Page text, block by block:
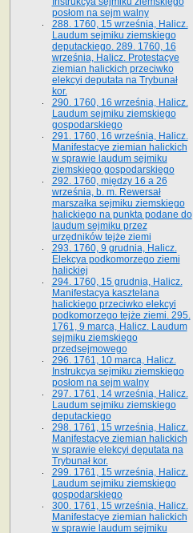
posłom na sejm walny
288. 1760, 15 września, Halicz.
Laudum sejmiku ziemskiego
deputackiego. 289. 1760, 16
września, Halicz. Protestacye
ziemian halickich przeciwko
elekcyi deputata na Trybunał
kor.
290. 1760, 16 września, Halicz.
Laudum sejmiku ziemskiego
gospodarskiego
291. 1760, 16 września, Halicz.
Manifestacye ziemian halickich
w sprawie laudum sejmiku
ziemskiego gospodarskiego
292. 1760, między 16 a 26
września, b. m. Rewersał
marszałka sejmiku ziemskiego
halickiego na punkta podane do
laudum sejmiku przez
urzędników tejże ziemi
293. 1760, 9 grudnia, Halicz.
Elekcya podkomorzego ziemi
halickiej
294. 1760, 15 grudnia, Halicz.
Manifestacya kasztelana
halickiego przeciwko elekcyi
podkomorzego tejże ziemi. 295.
1761, 9 marca, Halicz. Laudum
sejmiku ziemskiego
przedsejmowego
296. 1761, 10 marca, Halicz.
Instrukcya sejmiku ziemskiego
posłom na sejm walny
297. 1761, 14 września, Halicz.
Laudum sejmiku ziemskiego
deputackiego
298. 1761, 15 września, Halicz.
Manifestacye ziemian halickich
w sprawie elekcyi deputata na
Trybunał kor.
299. 1761, 15 września, Halicz.
Laudum sejmiku ziemskiego
gospodarskiego
300. 1761, 15 września, Halicz.
Manifestacye ziemian halickich
w sprawie laudum sejmiku